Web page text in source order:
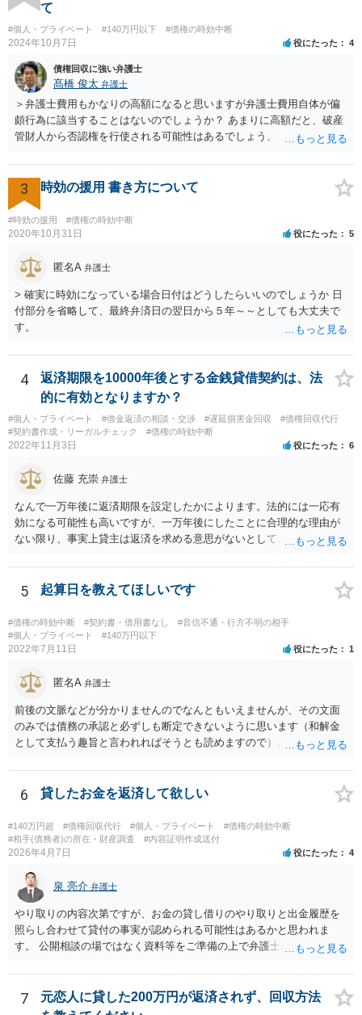
て
#個人・プライベート #140万円以下 #債権の時効中断
2024年10月7日 役にたった 4
債権回収に強い弁護士
髙橋 俊太 弁護士
＞弁護士費用もかなりの高額になると思いますが弁護士費用自体が偏
頗行為に該当することはないのでしょうか？ あまりに高額だと、破産
管財人から否認権を行使される可能性はあるでしょう。 ＞このレベル
定した収入があります】とのことなので、法テラスの利用は難しいと
思われます。 此方での当方回答は以上となりますが、参考になれば幸
いです。
3 時効の援用 書き方について
#時効の援用 #債権の時効中断
2020年10月31日 役にたった 5
匿名A 弁護士
> 確実に時効になっている場合日付はどうしたらいいのでしょうか 日
付部分を省略して、最終弁済日の翌日から５年～～としても大丈夫で
す。
4
返済期限を10000年後とする金銭貸借契約は、法
的に有効となりますか？
#個人・プライベート #借金返済の相談・交渉 #遅延損害金回収
#債権回収代行
#契約書作成・リーガルチェック
#債権の時効中断
2022年11月3日 役にたった 6
佐藤 充崇 弁護士
なんで一万年後に返済期限を設定したかによります。法的には一応有
効になる可能性も高いですが、一万年後にしたことに合理的な理由が
ない限り、事実上貸主は返済を求める意思がないとして、消費貸借契
に悪用される可能性もあるので。
5 起算日を教えてほしいです
#債権の時効中断 #契約書・借用書なし
#音信不通・行方不明の相手
#個人・プライベート
#140万円以下
2022年7月11日 役にたった 1
匿名A 弁護士
前後の文脈などが分かりませんのでなんともいえませんが、その文面
のみでは債務の承認と必ずしも断定できないように思います（和解金
として支払う趣旨と言われればそうとも読めますので）。 個別具体的
いところがございますので、これまでの電話内容やメールの文面、訴
訟の経過に関する記録等を持って近隣の弁護士にご相談された方がよ
6 貸したお金を返済して欲しい
#140万円超 #債権回収代行 #個人・プライベート
#債権の時効中断
#相手(債務者)の所在・財産調査
#内容証明作成送付
2026年4月7日 役にたった 4
泉 亮介 弁護士
やり取りの内容次第ですが、お金の貸し借りのやり取りと出金履歴を
照らし合わせて貸付の事実が認められる可能性はあるかと思われま
す。 公開相談の場ではなく資料等をご準備の上で弁護士に個別相談さ
7
元恋人に貸した200万円が返済されず、回収方法